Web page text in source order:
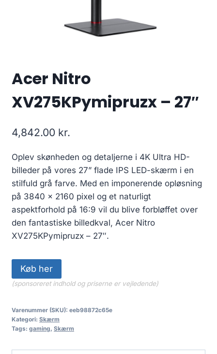
Acer Nitro
XV275KPymipruzx – 27″
4,842.00 kr.
Oplev skønheden og detaljerne i 4K Ultra HD-
billeder på vores 27” flade IPS LED-skærm i en
stilfuld grå farve. Med en imponerende opløsning
på 3840 x 2160 pixel og et naturligt
aspektforhold på 16:9 vil du blive forbløffet over
den fantastiske billedkval, Acer Nitro
XV275KPymipruzx – 27″.
Køb her
(sponsoreret indhold og priserne er vejledende)
Varenummer (SKU): eeb98872c65e
Kategori: Skærm
Tags: gaming, Skærm